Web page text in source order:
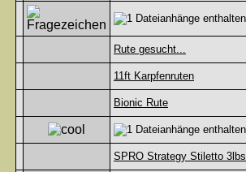
Rute gesucht...
11ft Karpfenruten
Bionic Rute
SPRO Strategy Stiletto 3lbs